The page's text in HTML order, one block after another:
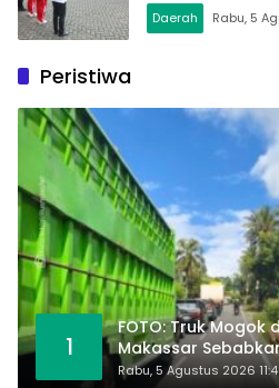
Daerah Rabu, 5
Peristiwa
1
FOTO: Truk Mogok
Makassar
Tangan
Rabu, 5 Agustus 2026